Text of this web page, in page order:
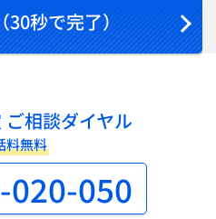
30秒で完了）
相談ダイヤル
料無料
020-050